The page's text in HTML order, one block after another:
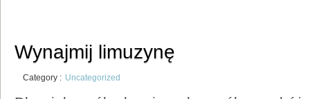
Wynajmij limuzynę
Category : Uncategorized